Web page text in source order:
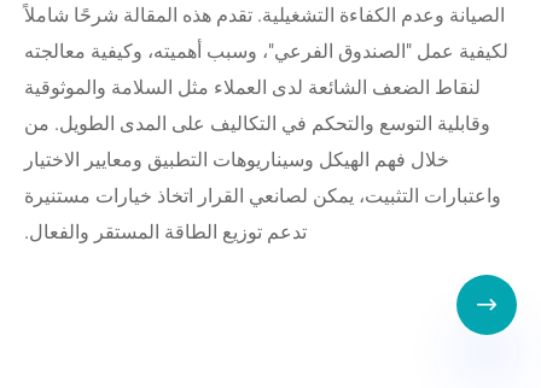
الصيانة وعدم الكفاءة التشغيلية. تقدم هذه المقالة شرحًا شاملاً
لكيفية عمل "الصندوق الفرعي"، وسبب أهميته، وكيفية معالجته
لنقاط الضعف الشائعة لدى العملاء مثل السلامة والموثوقية
وقابلية التوسع والتحكم في التكاليف على المدى الطويل. من
خلال فهم الهيكل وسيناريوهات التطبيق ومعايير الاختيار
واعتبارات التثبيت، يمكن لصانعي القرار اتخاذ خيارات مستنيرة
تدعم توزيع الطاقة المستقر والفعال.
